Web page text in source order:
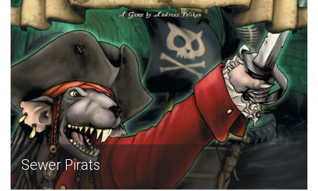
Sewer Pirats